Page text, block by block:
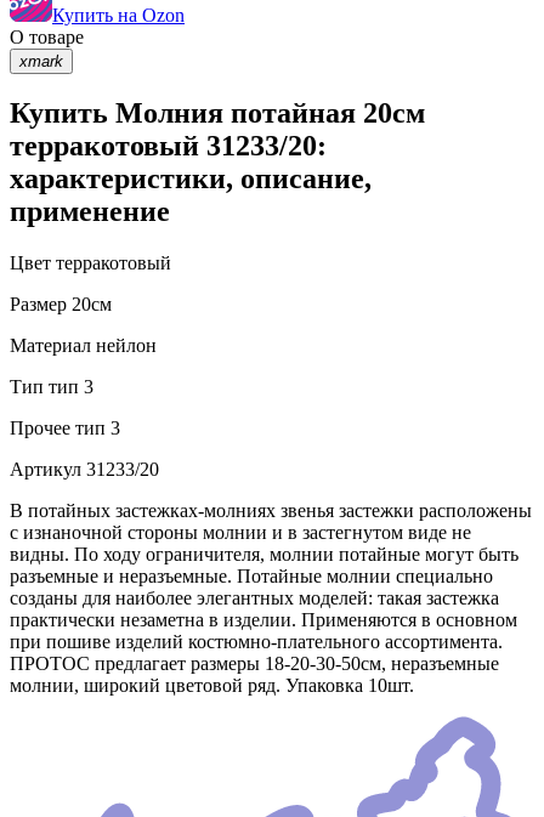
Купить на Ozon
О товаре
xmark
Купить Молния потайная 20см
терракотовый 31233/20:
характеристики, описание,
применение
Цвет терракотовый
Размер 20см
Материал нейлон
Тип тип 3
Прочее тип 3
Артикул 31233/20
В потайных застежках-молниях звенья застежки расположены
с изнаночной стороны молнии и в застегнутом виде не
видны. По ходу ограничителя, молнии потайные могут быть
разъемные и неразъемные. Потайные молнии специально
созданы для наиболее элегантных моделей: такая застежка
практически незаметна в изделии. Применяются в основном
при пошиве изделий костюмно-плательного ассортимента.
ПРОТОС предлагает размеры 18-20-30-50см, неразъемные
молнии, широкий цветовой ряд. Упаковка 10шт.